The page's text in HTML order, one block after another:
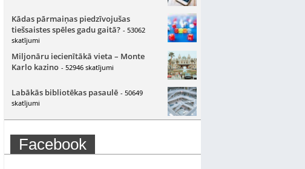
Kādas pārmaiņas piedzīvojušas
tiešsaistes spēles gadu gaitā? - 53062
skatījumi
Miljonāru iecienītākā vieta – Monte
Karlo kazino - 52946 skatījumi
Labākās bibliotēkas pasaulē - 50649
skatījumi
Facebook